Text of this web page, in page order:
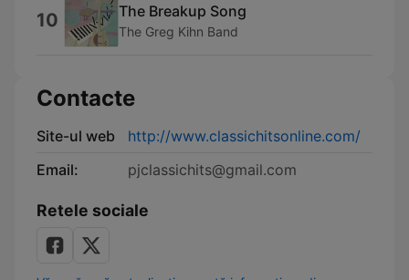
10 The Breakup Song
The Greg Kihn Band
Contacte
Site-ul web
http://www.classichitsonline.com/
Email:
pjclassichits@gmail.com
Retele sociale